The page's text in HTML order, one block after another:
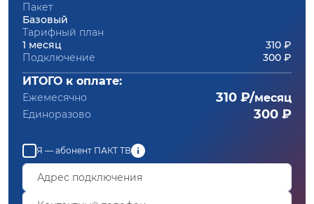
Пакет
Базовый
Тарифный план
1 месяц
310 ₽
Подключение
300 ₽
ИТОГО к оплате:
Ежемесячно 310 ₽/месяц
Единоразово 300 ₽
Я — абонент ПАКТ ТВ